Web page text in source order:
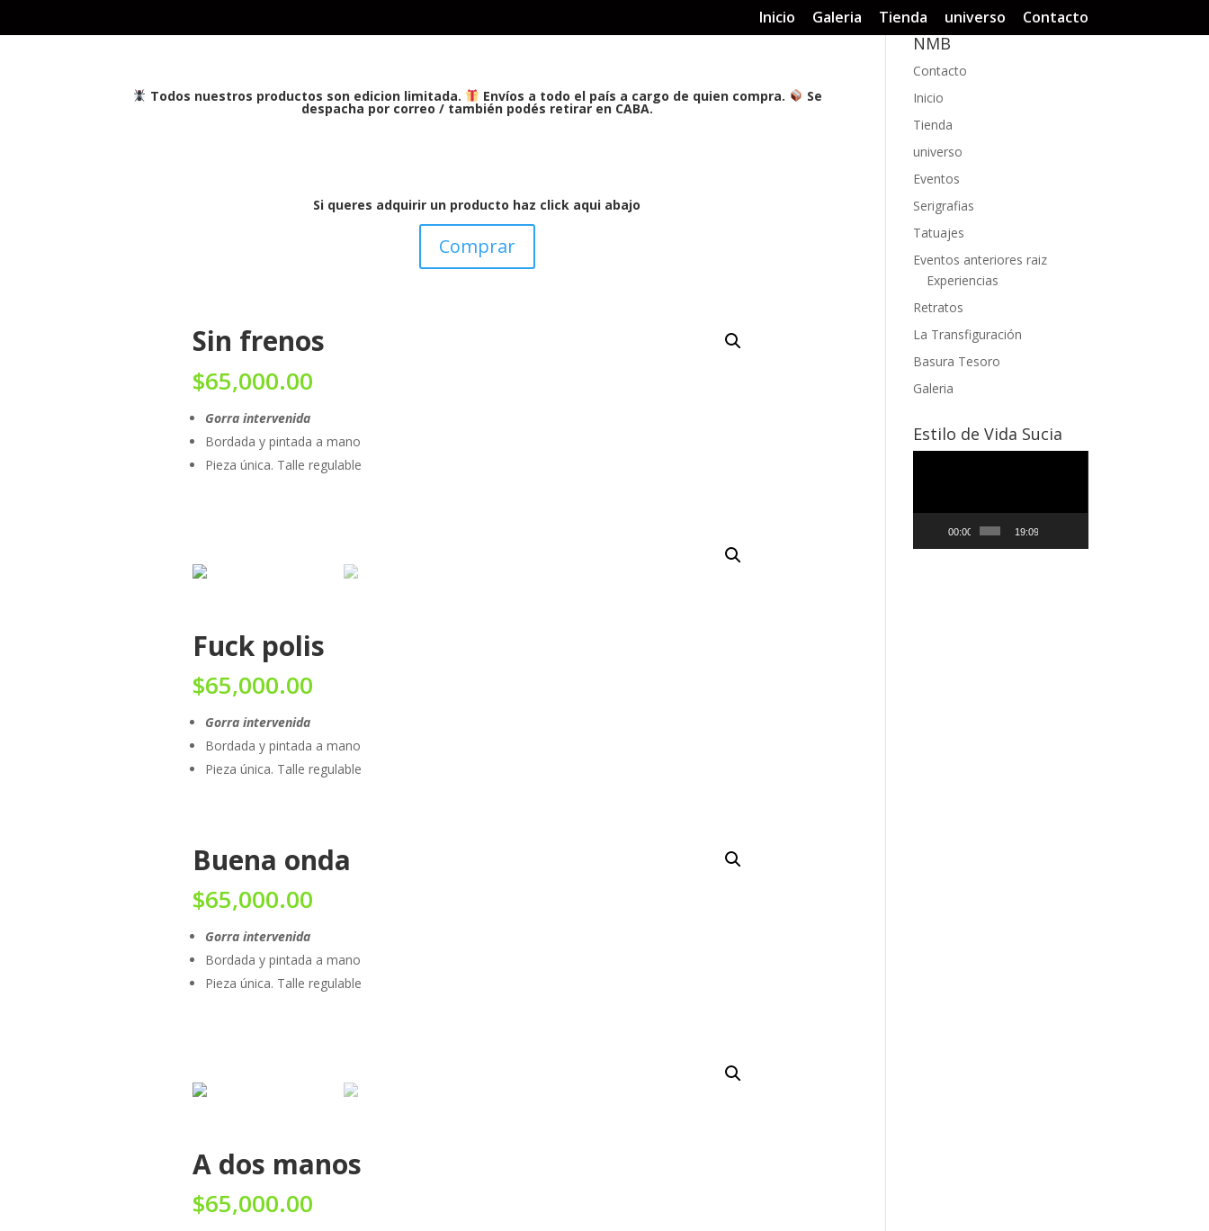
Inicio Galeria Tienda universo Contacto
Todos nuestros productos son edicion limitada. Envíos a todo el país a cargo de quien compra. Se
despacha por correo / también podés retirar en CABA.
Si queres adquirir un producto haz click aqui abajo
Comprar
Sin frenos
$65,000.00
Gorra intervenida
Bordada y pintada a mano
Pieza única. Talle regulable
Fuck polis
$65,000.00
Gorra intervenida
Bordada y pintada a mano
Pieza única. Talle regulable
Buena onda
$65,000.00
Gorra intervenida
Bordada y pintada a mano
Pieza única. Talle regulable
A dos manos
$65,000.00
NMB
Contacto
Inicio
Tienda
universo
Eventos
Serigrafias
Tatuajes
Eventos anteriores raiz
Experiencias
Retratos
La Transfiguración
Basura Tesoro
Galeria
Estilo de Vida Sucia
00:00 19:09